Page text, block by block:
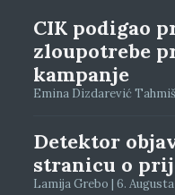
CIK podigao
zloupotrebe
kampanje
Emina Dizdarević
Detektor
stranicu o
Lamija Grebo | 6. Augusta